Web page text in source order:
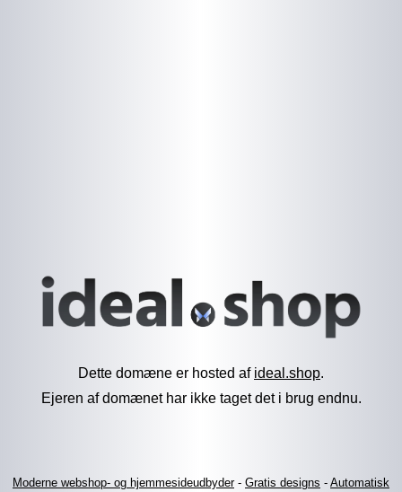
Dette domæne er hosted af ideal.shop.
Ejeren af domænet har ikke taget det i brug endnu.
Moderne webshop- og hjemmesideudbyder- Gratis designs - Automatisk